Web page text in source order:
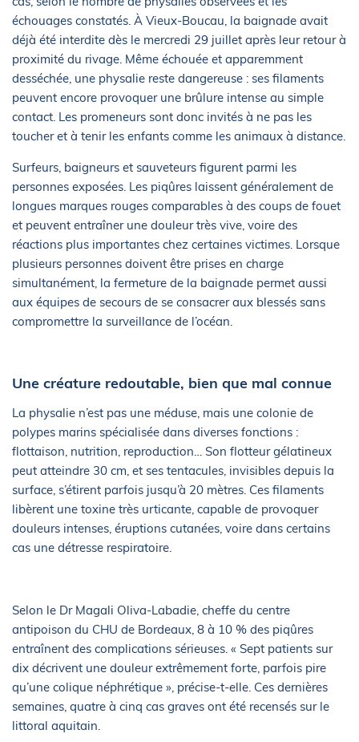
échouages constatés. À Vieux-Boucau, la baignade avait
déjà été interdite dès le mercredi 29 juillet après leur retour à
proximité du rivage. Même échouée et apparemment
desséchée, une physalie reste dangereuse : ses filaments
peuvent encore provoquer une brûlure intense au simple
contact. Les promeneurs sont donc invités à ne pas les
toucher et à tenir les enfants comme les animaux à distance.
Surfeurs, baigneurs et sauveteurs figurent parmi les
personnes exposées. Les piqûres laissent généralement de
longues marques rouges comparables à des coups de fouet
et peuvent entraîner une douleur très vive, voire des
réactions plus importantes chez certaines victimes. Lorsque
plusieurs personnes doivent être prises en charge
simultanément, la fermeture de la baignade permet aussi
aux équipes de secours de se consacrer aux blessés sans
compromettre la surveillance de l’océan.
Une créature redoutable, bien que mal connue
La physalie n’est pas une méduse, mais une colonie de
polypes marins spécialisée dans diverses fonctions :
flottaison, nutrition, reproduction… Son flotteur gélatineux
peut atteindre 30 cm, et ses tentacules, invisibles depuis la
surface, s’étirent parfois jusqu’à 20 mètres. Ces filaments
libèrent une toxine très urticante, capable de provoquer
douleurs intenses, éruptions cutanées, voire dans certains
cas une détresse respiratoire.
Selon le Dr Magali Oliva-Labadie, cheffe du centre
antipoison du CHU de Bordeaux, 8 à 10 % des piqûres
entraînent des complications sérieuses. « Sept patients sur
dix décrivent une douleur extrêmement forte, parfois pire
qu’une colique néphrétique », précise-t-elle. Ces dernières
semaines, quatre à cinq cas graves ont été recensés sur le
littoral aquitain.